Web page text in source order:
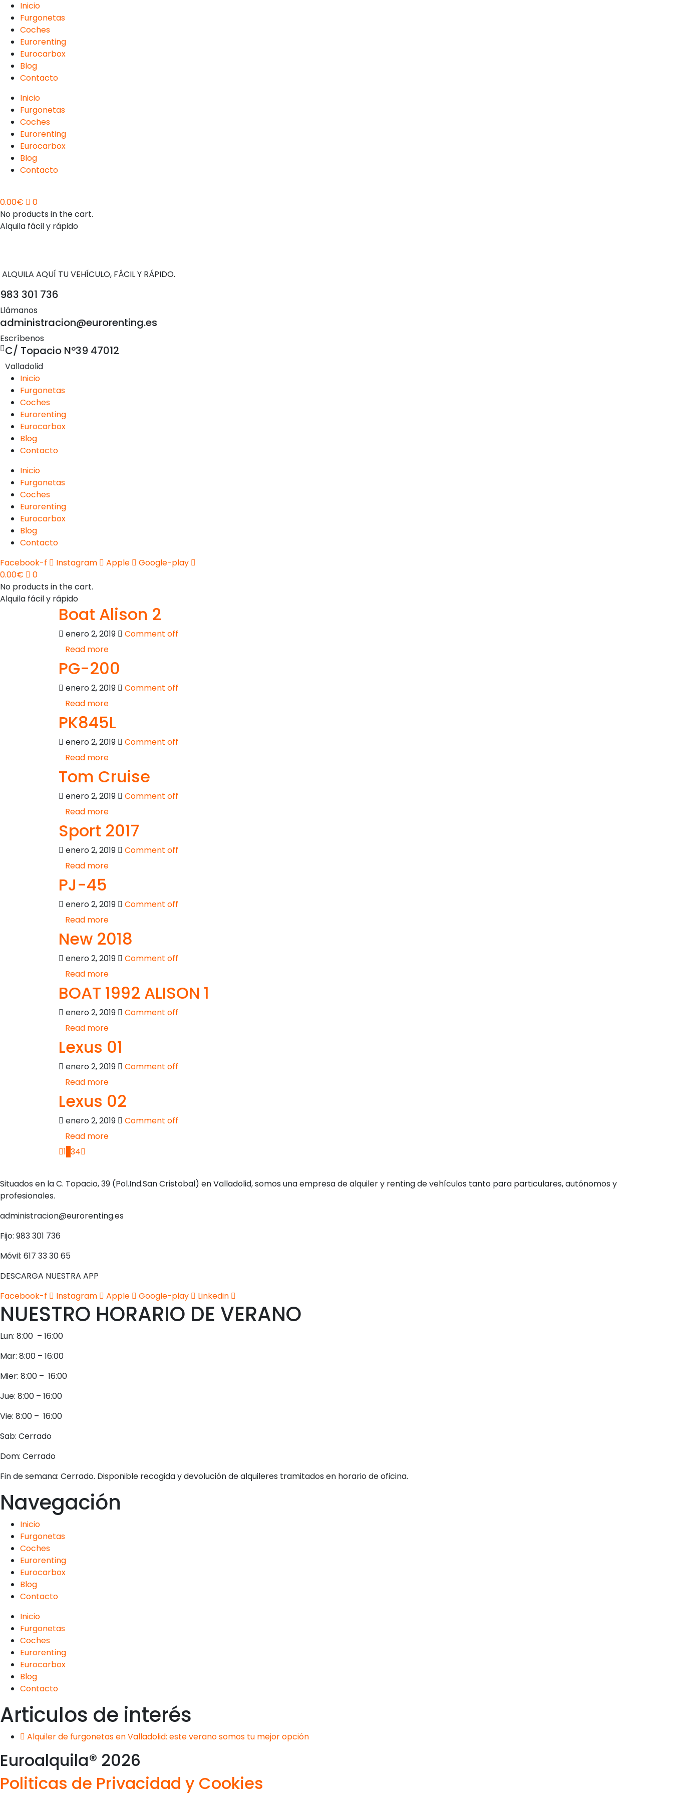
Inicio
Furgonetas
Coches
Eurorenting
Eurocarbox
Blog
Contacto
Inicio
Furgonetas
Coches
Eurorenting
Eurocarbox
Blog
Contacto
0.00€
0
No products in the cart.
Alquila fácil y rápido
ALQUILA AQUÍ TU VEHÍCULO, FÁCIL Y RÁPIDO.
983 301 736
Llámanos
administracion@eurorenting.es
Escríbenos
C/ Topacio Nº39 47012
Valladolid
Inicio
Furgonetas
Coches
Eurorenting
Eurocarbox
Blog
Contacto
Inicio
Furgonetas
Coches
Eurorenting
Eurocarbox
Blog
Contacto
Facebook-f
Instagram Apple
Google-play
0.00€
0
No products in the cart.
Alquila fácil y rápido
Boat Alison 2
enero 2, 2019
Comment off
Read more
PG-200
enero 2, 2019
Comment off
Read more
PK845L
enero 2, 2019
Comment off
Read more
Tom Cruise
enero 2, 2019
Comment off
Read more
Sport 2017
enero 2, 2019
Comment off
Read more
PJ-45
enero 2, 2019
Comment off
Read more
New 2018
enero 2, 2019
Comment off
Read more
BOAT 1992 ALISON 1
enero 2, 2019
Comment off
Read more
Lexus 01
enero 2, 2019
Comment off
Read more
Lexus 02
enero 2, 2019
Comment off
Read more
1 34
Situados en la C. Topacio, 39 (Pol.Ind.San Cristobal) en Valladolid, somos una empresa de alquiler y renting de vehículos tanto para particulares, autónomos y
profesionales.
administracion@eurorenting.es
Fijo: 983 301 736
Móvil: 617 33 30 65
DESCARGA NUESTRA APP
Facebook-f
Instagram Apple Google-play Linkedin
NUESTRO HORARIO DE VERANO
Lun: 8:00 – 16:00
Mar: 8:00 – 16:00
Mier: 8:00 – 16:00
Jue: 8:00 – 16:00
Vie: 8:00 – 16:00
Sab: Cerrado
Dom: Cerrado
Fin de semana: Cerrado. Disponible recogida y devolución de alquileres tramitados en horario de oficina.
Navegación
Inicio
Furgonetas
Coches
Eurorenting
Eurocarbox
Blog
Contacto
Inicio
Furgonetas
Coches
Eurorenting
Eurocarbox
Blog
Contacto
Articulos de interés
Alquiler de furgonetas en Valladolid: este verano somos tu mejor opción
Euroalquila® 2026
Politicas de Privacidad y Cookies